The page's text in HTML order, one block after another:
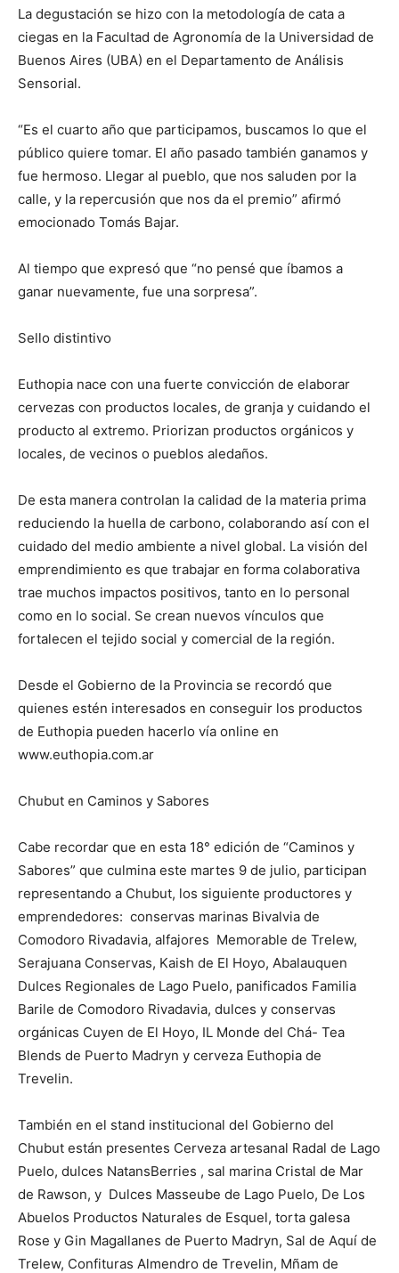
La degustación se hizo con la metodología de cata a
ciegas en la Facultad de Agronomía de la Universidad de
Buenos Aires (UBA) en el Departamento de Análisis
Sensorial.
“Es el cuarto año que participamos, buscamos lo que el
público quiere tomar. El año pasado también ganamos y
fue hermoso. Llegar al pueblo, que nos saluden por la
calle, y la repercusión que nos da el premio” afirmó
emocionado Tomás Bajar.
Al tiempo que expresó que “no pensé que íbamos a
ganar nuevamente, fue una sorpresa”.
Sello distintivo
Euthopia nace con una fuerte convicción de elaborar
cervezas con productos locales, de granja y cuidando el
producto al extremo. Priorizan productos orgánicos y
locales, de vecinos o pueblos aledaños.
De esta manera controlan la calidad de la materia prima
reduciendo la huella de carbono, colaborando así con el
cuidado del medio ambiente a nivel global. La visión del
emprendimiento es que trabajar en forma colaborativa
trae muchos impactos positivos, tanto en lo personal
como en lo social. Se crean nuevos vínculos que
fortalecen el tejido social y comercial de la región.
Desde el Gobierno de la Provincia se recordó que
quienes estén interesados en conseguir los productos
de Euthopia pueden hacerlo vía online en
www.euthopia.com.ar
Chubut en Caminos y Sabores
Cabe recordar que en esta 18° edición de “Caminos y
Sabores” que culmina este martes 9 de julio, participan
representando a Chubut, los siguiente productores y
emprendedores: conservas marinas Bivalvia de
Comodoro Rivadavia, alfajores Memorable de Trelew,
Serajuana Conservas, Kaish de El Hoyo, Abalauquen
Dulces Regionales de Lago Puelo, panificados Familia
Barile de Comodoro Rivadavia, dulces y conservas
orgánicas Cuyen de El Hoyo, IL Monde del Chá- Tea
Blends de Puerto Madryn y cerveza Euthopia de
Trevelin.
También en el stand institucional del Gobierno del
Chubut están presentes Cerveza artesanal Radal de Lago
Puelo, dulces NatansBerries , sal marina Cristal de Mar
de Rawson, y Dulces Masseube de Lago Puelo, De Los
Abuelos Productos Naturales de Esquel, torta galesa
Rose y Gin Magallanes de Puerto Madryn, Sal de Aquí de
Trelew, Confituras Almendro de Trevelin, Mñam de